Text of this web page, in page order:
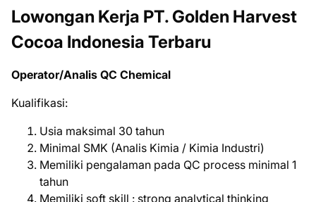
Lowongan Kerja PT. Golden Harvest
Cocoa Indonesia Terbaru
Operator/Analis QC Chemical
Kualifikasi:
Usia maksimal 30 tahun
Minimal SMK (Analis Kimia / Kimia Industri)
Memiliki pengalaman pada QC process minimal 1
tahun
Memiliki soft skill : strong analytical thinking